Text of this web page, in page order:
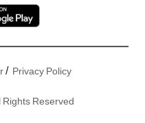
/ Privacy Policy
Reserved